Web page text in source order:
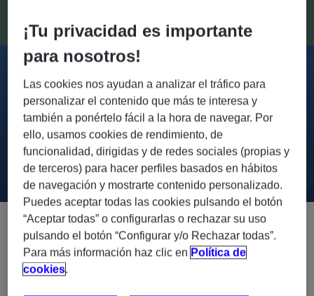
Talent, Multiplied.
Multiplica tu Talento con profesionales que aúnan los
conocimientos técnicos más buscados con las habilidades
sociales más demandadas. Una combinación clave para
sumar en competitividad
Talento IT especializado
¡Tu privacidad es importante
para nosotros!
Las cookies nos ayudan a analizar el tráfico para
personalizar el contenido que más te interesa y
también a ponértelo fácil a la hora de navegar. Por
ello, usamos cookies de rendimiento, de
funcionalidad, dirigidas y de redes sociales (propias y
de terceros) para hacer perfiles basados en hábitos
de navegación y mostrarte contenido personalizado.
Puedes aceptar todas las cookies pulsando el botón
“Aceptar todas” o configurarlas o rechazar su uso
pulsando el botón “Configurar y/o Rechazar todas”.
Para más información haz clic en Política de
cookies.